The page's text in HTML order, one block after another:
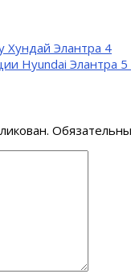
Хундай Элантра 4
Hyundai Элантра